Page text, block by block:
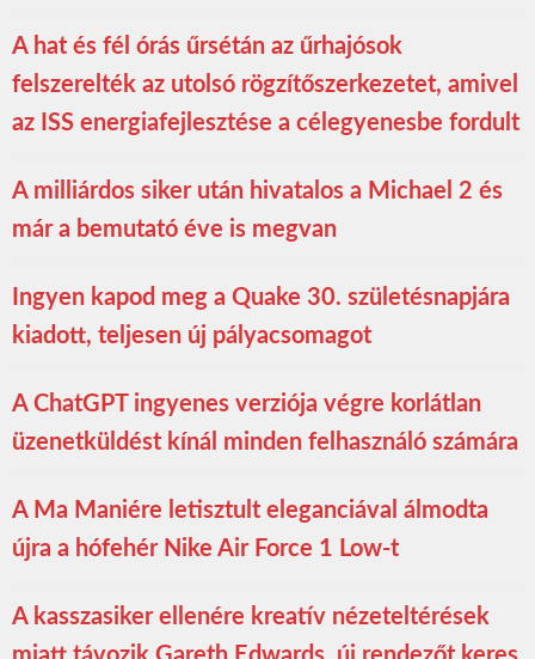
A hat és fél órás űrsétán az űrhajósok
felszerelték az utolsó rögzítőszerkezetet, amivel
az ISS energiafejlesztése a célegyenesbe fordult
A milliárdos siker után hivatalos a Michael 2 és
már a bemutató éve is megvan
Ingyen kapod meg a Quake 30. születésnapjára
kiadott, teljesen új pályacsomagot
A ChatGPT ingyenes verziója végre korlátlan
üzenetküldést kínál minden felhasználó számára
A Ma Maniére letisztult eleganciával álmodta
újra a hófehér Nike Air Force 1 Low-t
A kasszasiker ellenére kreatív nézeteltérések